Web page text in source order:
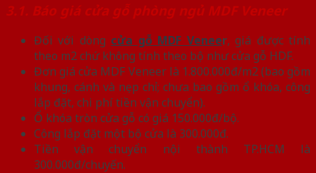
3.1. Báo giá cửa gỗ phòng ngủ MDF Veneer
Đối với dòng cửa gỗ MDF Veneer, giá được tính
theo m2 chứ không tính theo bộ như cửa gỗ HDF.
Đơn giá cửa MDF Veneer là 1.800.000đ/m2 (bao gồm
khung, cánh và nẹp chỉ; chưa bao gồm ổ khóa, công
lắp đặt, chi phí tiền vận chuyển).
Ổ khóa tròn cửa gỗ có giá 150.000đ/bộ.
Công lắp đặt một bộ cửa là 300.000đ.
Tiền vận chuyển nội thành TP.HCM là
300.000đ/chuyến.